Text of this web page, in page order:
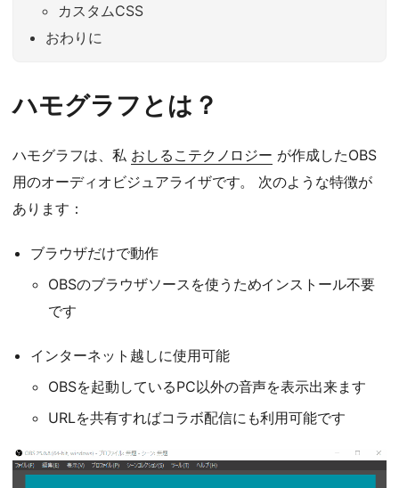
カスタムCSS
おわりに
ハモグラフとは？
ハモグラフは、私 おしるこテクノロジー が作成したOBS
用のオーディオビジュアライザです。 次のような特徴が
あります：
ブラウザだけで動作
OBSのブラウザソースを使うためインストール不要
です
インターネット越しに使用可能
OBSを起動しているPC以外の音声を表示出来ます
URLを共有すればコラボ配信にも利用可能です